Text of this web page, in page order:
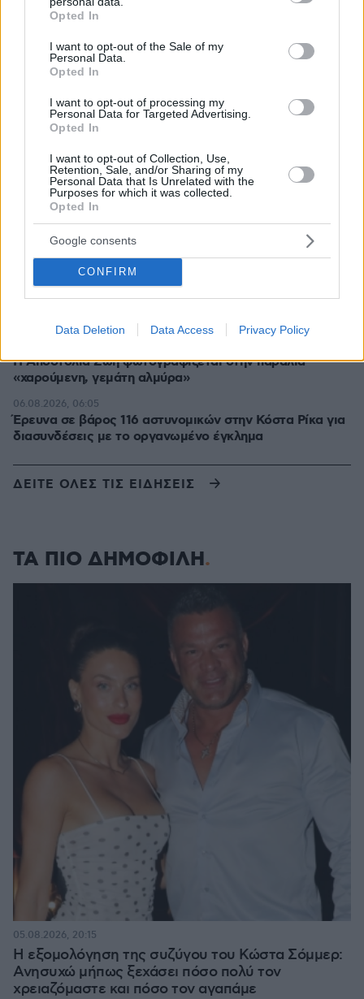
grant or deny consent to Google and its third-party tags to
use your data for below specified purposes in below Google
consent section.
Opted In
I want to opt-out of the Sale of my
Personal Data.
Opted In
I want to opt-out of processing my
Personal Data for Targeted Advertising.
Opted In
I want to opt-out of Collection, Use,
Retention, Sale, and/or Sharing of my
Personal Data that Is Unrelated with the
Purposes for which it was collected.
Opted In
Google consents
CONFIRM
Data Deletion Data Access Privacy Policy
Φωτιά στο Λασίθι, κοντά στον οικισμό Καρύδι, 112 για
πριν 18 λεπτά
Ο Κριστιάνο Ρονάλντο φωτογραφήθηκε με τα πολυτελή
αυτοκίνητά του: «Τα παιχνίδια μου» έγραψε για τις
Ferrari, τις McLaren, τις Mercedes και τις Bugatti
πριν 19 λεπτά
ΑΝΝΑ ΔΙΑΜΑΝΤΟΠΟΥΛΟΥ
Ψευδής τίτλος. Κατασκευασμένη φωτογραφία. Είδηση;
πριν 25 λεπτά
Οικογενειακό δράμα στις ΗΠΑ: Πατέρας βρέθηκε
νεκρός με τις δύο κόρες του λίγες ώρες μετά το
δικαστήριο για διαζύγιο με τη μητέρα τους
πριν 31 λεπτά
Εν ψυχρώ δολοφονία ζευγαριού σε μπαρ στην
Κολομβία: Η γυναίκα προσπάθησε να προστατεύσει τον
άνδρα της, ήταν γονείς 6χρονου κοριτσιού, δείτε βίντεο
H Αποστολία Ζώη φωτογραφίζεται στην παραλία
«χαρούμενη, γεμάτη αλμύρα»
Έρευνα σε βάρος 116 αστυνομικών στην Κόστα Ρίκα για
διασυνδέσεις με το οργανωμένο έγκλημα
06.08.2026, 06:05
ΔΕΙΤΕ ΟΛΕΣ ΤΙΣ ΕΙΔΗΣΕΙΣ
ΤΑ ΠΙΟ ΔΗΜΟΦΙΛΗ
Η εξομολόγηση της συζύγου του Κώστα Σόμμερ:
Ανησυχώ μήπως ξεχάσει πόσο πολύ τον
χρειαζόμαστε και πόσο τον αγαπάμε
05.08.2026, 20:15